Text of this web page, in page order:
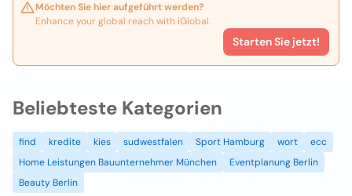
Möchten Sie hier aufgeführt werden?
Enhance your global reach with iGlobal.
Starten Sie jetzt!
Beliebteste Kategorien
find kredite kies sudwestfalen Sport Hamburg wort
ecc
Home Leistungen Bauunternehmer München
Eventplanung Berlin
Beauty Berlin